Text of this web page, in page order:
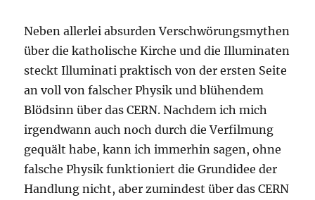
Neben allerlei absurden Verschwörungsmythen
über die katholische Kirche und die Illuminaten
steckt Illuminati praktisch von der ersten Seite
an voll von falscher Physik und blühendem
Blödsinn über das CERN. Nachdem ich mich
irgendwann auch noch durch die Verfilmung
gequält habe, kann ich immerhin sagen, ohne
falsche Physik funktioniert die Grundidee der
Handlung nicht, aber zumindest über das CERN